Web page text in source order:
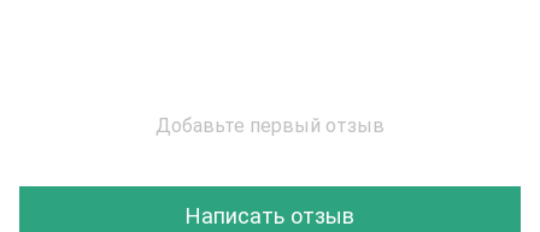
Добавьте первый отзыв
Написать отзыв